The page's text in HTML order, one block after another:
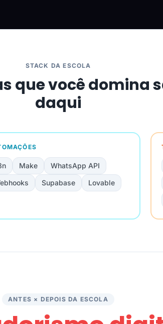
STACK DA ESCOLA
que você domina
daqui
Make
WhatsApp API
Supabase Lovable
ANTES × DEPOIS DA ESCOLA